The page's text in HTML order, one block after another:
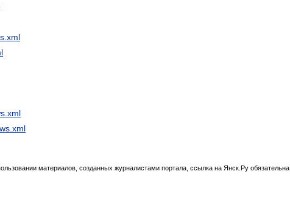
материалов, созданных журналистами портала, ссылка на Янск.Ру обязательна.